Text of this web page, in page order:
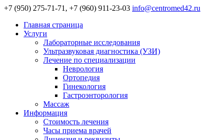
+7 (950) 275-71-71, +7 (960) 911-23-03 info@centromed42.ru
Главная страница
Услуги
Лабораторные исследования
Ультразвуковая диагностика (УЗИ)
Лечение по специализации
Неврология
Ортопедия
Гинекология
Гастроэнторология
Массаж
Информация
Стоимость лечения
Часы приема врачей